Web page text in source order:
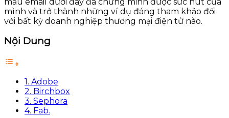
mình và trở thành những ví dụ đáng tham khảo đối
với bất kỳ doanh nghiệp thương mại điện tử nào.
Nội Dung
1. Adobe
2. Birchbox
3. Sephora
4. Fab.